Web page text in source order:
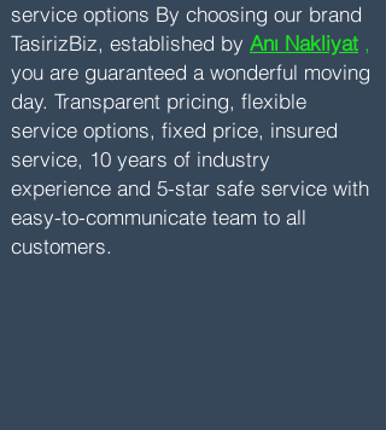
service options By choosing our brand
TasirizBiz, established by Anı Nakliyat ,
you are guaranteed a wonderful moving
day. Transparent pricing, flexible
service options, fixed price, insured
service, 10 years of industry
experience and 5-star safe service with
easy-to-communicate team to all
customers.